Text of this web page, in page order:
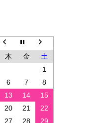
木 金
土
1
6 7
8
13 14
15
20 21
22
27 28 29